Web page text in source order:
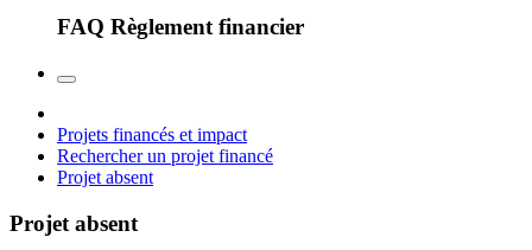
FAQ Règlement financier
Projets financés et impact
Rechercher un projet financé
Projet absent
Projet absent